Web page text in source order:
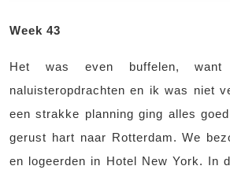
Week 43
Het was even buffelen,
naluisteropdrachten en ik was niet
een strakke planning ging alles
gerust hart naar Rotterdam. We
en logeerden in Hotel New York. In